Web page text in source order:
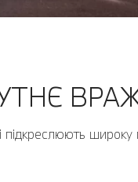
підкреслюють